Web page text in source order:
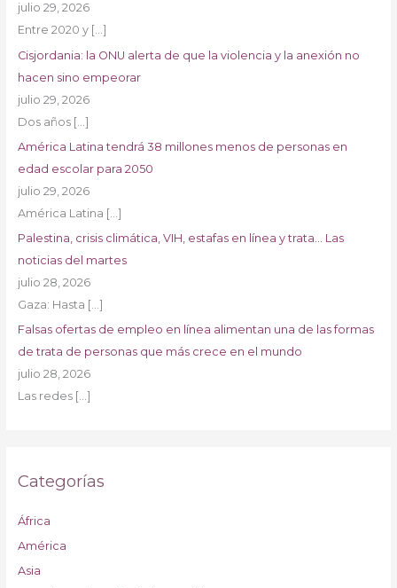
julio 29, 2026
Entre 2020 y […]
Cisjordania: la ONU alerta de que la violencia y la anexión no
hacen sino empeorar
julio 29, 2026
Dos años […]
América Latina tendrá 38 millones menos de personas en
edad escolar para 2050
julio 29, 2026
América Latina […]
Palestina, crisis climática, VIH, estafas en línea y trata… Las
noticias del martes
julio 28, 2026
Gaza: Hasta […]
Falsas ofertas de empleo en línea alimentan una de las formas
de trata de personas que más crece en el mundo
julio 28, 2026
Las redes […]
Categorías
África
América
Asia